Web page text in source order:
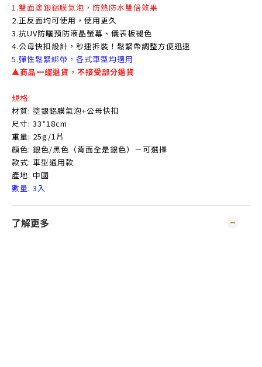
1.雙面塗銀鋁膜氣泡，防熱防水雙倍效果
2.正反面均可使用，使用更久
3.抗UV防曬預防液晶螢幕、儀表板褪色
4.公母快扣設計，秒速拆裝！鬆緊帶調整方便迅速
5.彈性鬆緊綁帶，各式車型均適用
▲商品一經退貨，不接受部分退貨​
規格:
材質: 塗銀鋁膜氣泡+公母快扣
尺寸: 33*18cm
重量: 25g/1片
顏色: 銀色/黑色（背面全是銀色）－可選擇
款式: 車型通用款
產地: 中國
數量: 3入
了解更多